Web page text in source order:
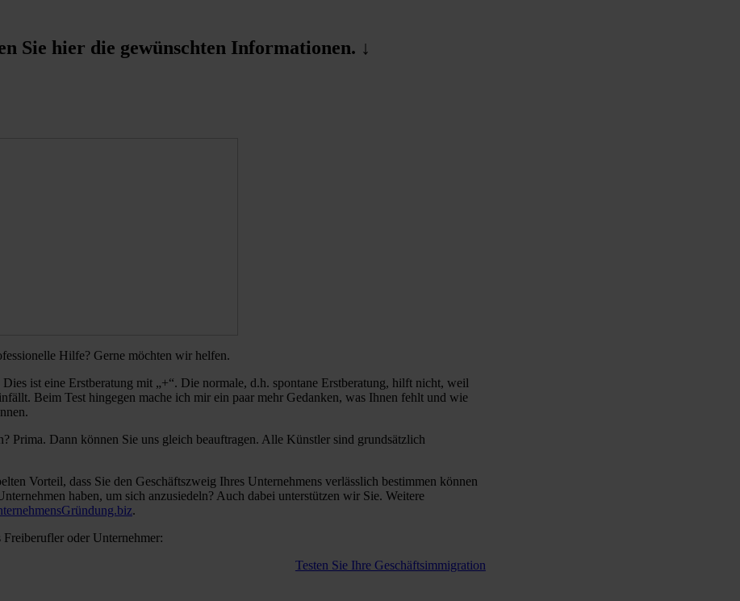
Sie hier die gewünschten Informationen. ↓
Hilfe? Gerne möchten wir helfen.
ist eine Erstberatung mit „+“. Die normale, d.h. spontane Erstberatung, hilft nicht, weil
Beim Test hingegen mache ich mir ein paar mehr Gedanken, was Ihnen fehlt und wie
Prima. Dann können Sie uns gleich beauftragen. Alle Künstler sind grundsätzlich
Vorteil, dass Sie den Geschäftszweig Ihres Unternehmens verlässlich bestimmen können
haben, um sich anzusiedeln? Auch dabei unterstützen wir Sie. Weitere
.
oder Unternehmer:
Testen Sie Ihre Geschäftsimmigration